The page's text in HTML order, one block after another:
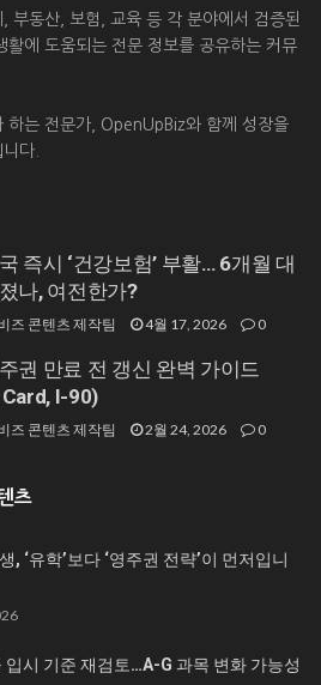
부동산, 보험, 교육 등 각 분야에서 검증된
활에 도움되는 전문 정보를 공유하는 커뮤
하는 전문가, OpenUpBiz와 함께 성장을
다.
즉시 ‘건강보험’ 부활… 6개월 대
나, 여전한가?
즈 콘텐츠 제작팀 4월 17, 2026 0
권 만료 전 갱신 완벽 가이드
I-90)
즈 콘텐츠 제작팀 2월 24, 2026 0
츠
, ‘유학’보다 ‘영주권 전략’이 먼저입니
입시 기준 재검토…A-G 과목 변화 가능성